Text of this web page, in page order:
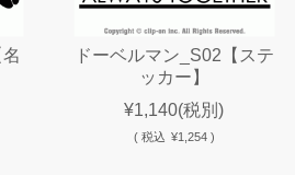
ドーベルマン_S02【ステ
ッカー】
¥1,140(税別)
( 税込 ¥1,254 )